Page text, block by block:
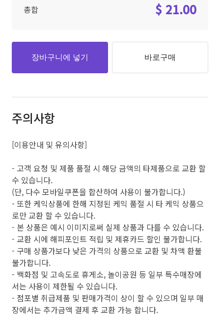
총합 $ 21.00
장바구니에 넣기 바로구매
주의사항
[이용안내 및 유의사항]
- 고객 요청 및 제품 품절 시 해당 금액의 타제품으로 교환 할
수 있습니다.
(단, 다수 모바일쿠폰을 합산하여 사용이 불가합니다.)
- 또한 케익상품에 한해 지정된 케익 품절 시 타 케익 상품으
로만 교환 할 수 있습니다.
- 본 상품은 예시 이미지로써 실제 상품과 다를 수 있습니다.
- 교환 시에 해피포인트 적립 및 제휴카드 할인 불가합니다.
- 구매 상품가보다 낮은 가격의 상품으로 교환 및 차액 환불
불가합니다.
- 백화점 및 고속도로 휴게소, 놀이공원 등 일부 특수매장에
서는 사용이 제한될 수 있습니다.
- 점포별 취급제품 및 판매가격이 상이 할 수 있으며 일부 매
장에서는 추가금액 결제 후 교환 가능 합니다.